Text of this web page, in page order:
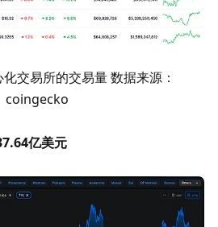
交易所的交易量 数据来源：
coingecko
亿美元